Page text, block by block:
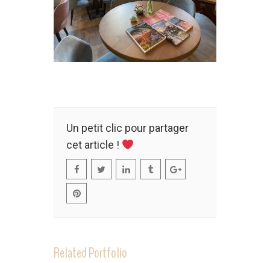
Un petit clic pour partager
cet article !
Related Portfolio